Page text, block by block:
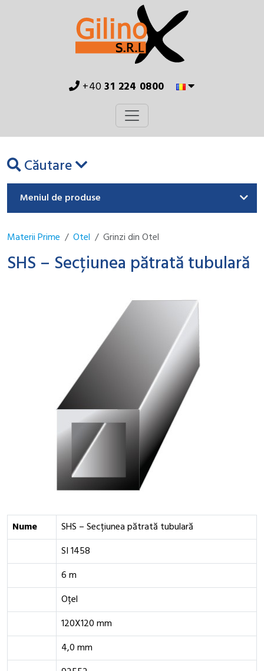
+4031 224 0800
Căutare
Meniul de produse
Materii Prime Otel Grinzi din Otel
SHS – Secțiunea pătrată tubulară
Nume
SHS – Secțiunea pătrată tubulară
SI 1458
6 m
Oțel
120X120 mm
4,0 mm